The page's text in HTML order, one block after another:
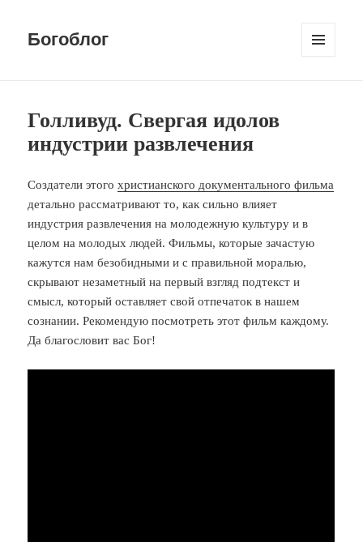
Богоблог
Голливуд. Свергая идолов
индустрии развлечения
Создатели этогохристианского документального фильма
детально рассматривают то, как сильно влияет
индустрия развлечения на молодежную культуру и в
целом на молодых людей. Фильмы, которые зачастую
кажутся нам безобидными и с правильной моралью,
скрывают незаметный на первый взгляд подтекст и
смысл, который оставляет свой отпечаток в нашем
сознании. Рекомендую посмотреть этот фильм каждому.
Да благословит вас Бог!